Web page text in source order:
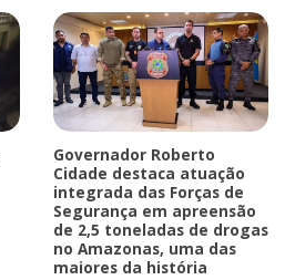
Governador Roberto
Cidade destaca atuação
integrada das Forças de
Segurança em apreensão
de 2,5 toneladas de drogas
no Amazonas, uma das
maiores da história